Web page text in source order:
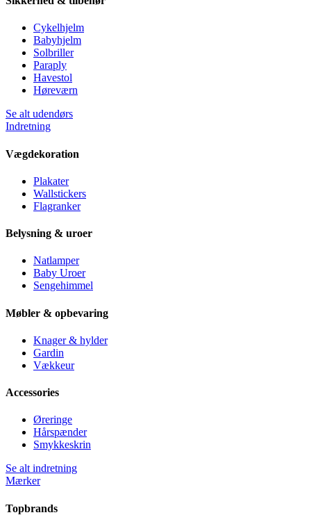
Cykelhjelm
Babyhjelm
Solbriller
Paraply
Havestol
Høreværn
Se alt udendørs
Indretning
Vægdekoration
Plakater
Wallstickers
Flagranker
Belysning & uroer
Natlamper
Baby Uroer
Sengehimmel
Møbler & opbevaring
Knager & hylder
Gardin
Vækkeur
Accessories
Øreringe
Hårspænder
Smykkeskrin
Se alt indretning
Mærker
Topbrands